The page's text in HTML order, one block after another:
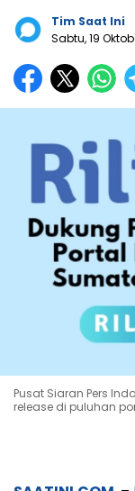
Tim Saat Ini
Sabtu, 19
Pusat Siaran Pers
release di puluhan